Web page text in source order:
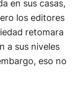
en sus casas,
los editores
retomara
a sus niveles
eso no